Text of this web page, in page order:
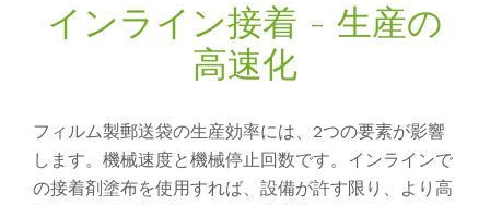
インライン接着 - 生産の
高速化
フィルム製郵送袋の生産効率には、2つの要素が影響
します。機械速度と機械停止回数です。インラインで
の接着剤塗布を使用すれば、設備が許す限り、より高